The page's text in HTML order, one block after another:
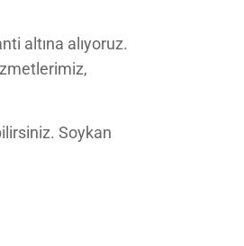
altına alıyoruz.
Soykan